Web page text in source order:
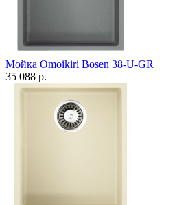
Мойка Omoikiri Bosen 38-U-GR
35 088 р.